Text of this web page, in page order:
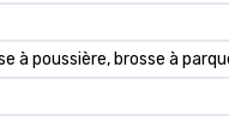
à poussière, brosse à